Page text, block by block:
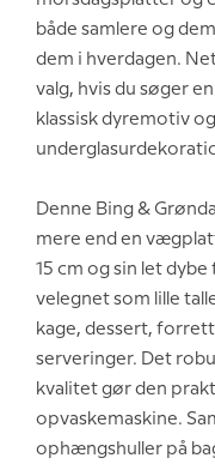
både samlere og
dem i hverdagen.
valg, hvis du søger
klassisk dyremotiv
Denne Bing &
mere end en
15 cm og sin let
velegnet som lille
kage, dessert,
serveringer. Det
kvalitet gør den
opvaskemaskine.
ophængshuller på